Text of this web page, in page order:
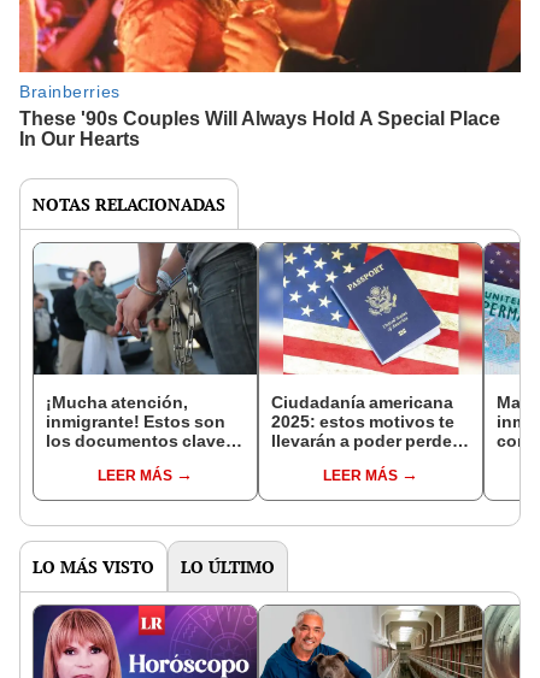
NOTAS RELACIONADAS
¡Mucha atención,
inmigrante! Estos son
los documentos claves
ser deportado en EE.
UU. en 2025
LEER MÁS
Ciudadanía americana
2025: estos motivos te
llevarán a poder perder
Estados Unidos
LEER MÁS
en
LO MÁS VISTO LO ÚLTIMO